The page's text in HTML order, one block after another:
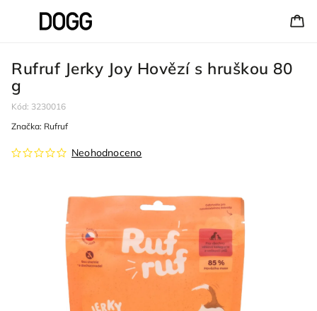
Rufruf Jerky Joy Hovězí s hruškou 80
g
Kód: 3230016
Neohodnoceno
Značka: Rufruf